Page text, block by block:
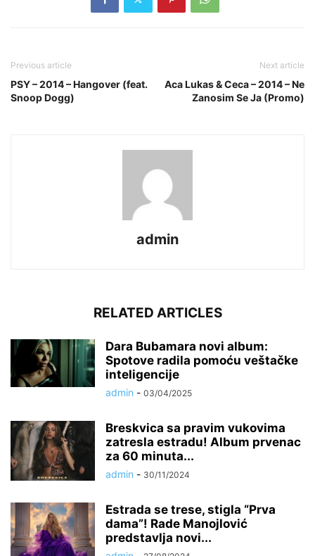
Previous article
PSY – 2014 – Hangover (feat.
Snoop Dogg)
Next article
Aca Lukas & Ceca – 2014 – Ne
Zanosim Se Ja (Promo)
admin
RELATED ARTICLES
Dara Bubamara novi album:
Spotove radila pomoću veštačke
inteligencije
admin - 03/04/2025
Breskvica sa pravim vukovima
zatresla estradu! Album prvenac
za 60 minuta...
admin - 30/11/2024
Estrada se trese, stigla “Prva
dama”! Rade Manojlović
predstavlja novi...